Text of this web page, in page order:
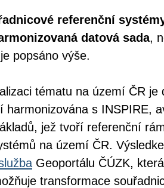
referenční
datová sada,
popsáno výše.
tématu na území ČR
harmonizována s INSPIRE,
jež tvoří referenční
na území ČR.
Geoportálu ČÚZK,
transformace